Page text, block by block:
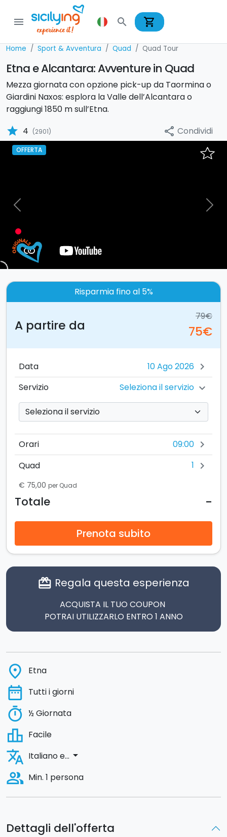
menu search shopping_cart
Home Sport & Avventura Quad Quad Tour
Etna e Alcantara: Avventure in Quad
Mezza giornata con opzione pick-up da Taormina o
Giardini Naxos: esplora la Valle dell’Alcantara o
raggiungi 1850 m sull’Etna.
star 4 (2901) share Condividi
OFFERTA
Previous Next
Dettagli dell'offerta
Risparmia fino al 5%
A partire da
79€
75€
Data chevron_right
Servizio Seleziona il servizio chevron_right
Orari 09:00 chevron_right
Quad 1 chevron_right
€ 75,00 per Quad
Totale -
Prenota subito
card_giftcard Regala questa esperienza
ACQUISTA IL TUO COUPON
POTRAI UTILIZZARLO ENTRO 1 ANNO
place Etna
date_range Tutti i giorni
timer ½ Giornata
leaderboard Facile
translate Italiano e... arrow_drop_down
people_alt Min. 1 persona